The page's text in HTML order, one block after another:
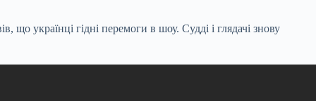
що українці гідні перемоги в шоу. Судді і глядачі знову